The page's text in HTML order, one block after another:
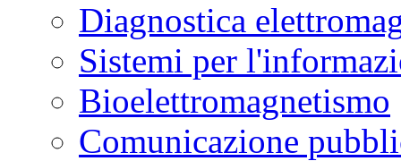
Diagnostica
Sistemi per
Bioelettromagnetismo
Comunicazione